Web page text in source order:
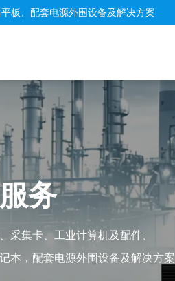
板、配套电源外围设备及解决方案
务
采集卡、工业计算机及配件、
本，配套电源外围设备及解决方案